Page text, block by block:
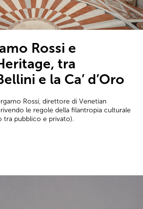
Rossi e
tra
e la Ca’ d’Oro
Rossi, direttore di Venetian
le regole della filantropia culturale
tra pubblico e privato).